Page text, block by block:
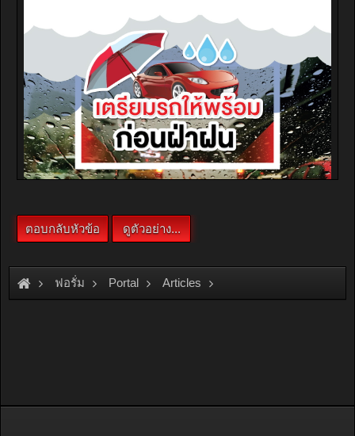
ฟอรั่ม Portal Articles